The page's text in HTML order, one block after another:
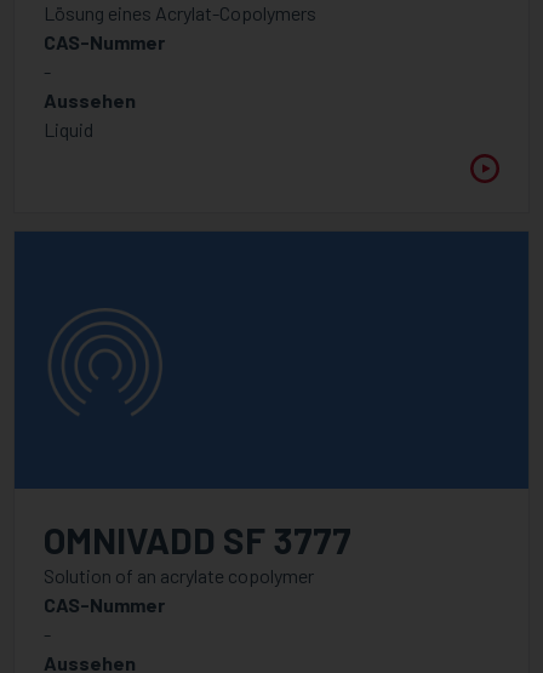
Lösung eines Acrylat-Copolymers
CAS-Nummer
-
Aussehen
Liquid
OMNIVADD SF 3777
Solution of an acrylate copolymer
CAS-Nummer
-
Aussehen